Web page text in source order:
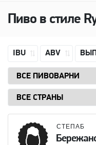
IBU ABV
СТЕПАБ